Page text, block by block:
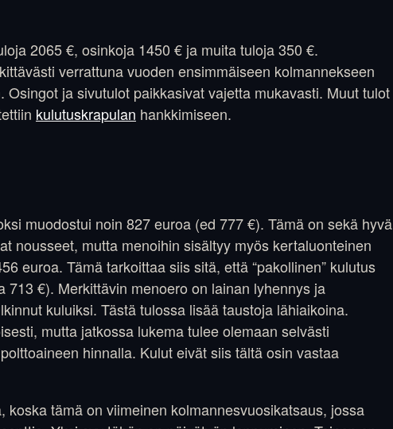
2065 €, osinkoja 1450 € ja muita tuloja 350 €.
verrattuna vuoden ensimmäiseen kolmannekseen
ja sivutulot paikkasivat vajetta mukavasti. Muut tulot
kulutuskrapulan hankkimiseen.
muodostui noin 827 euroa (ed 777 €). Tämä on sekä hyvä
nousseet, mutta menoihin sisältyy myös kertaluonteinen
euroa. Tämä tarkoittaa siis sitä, että “pakollinen” kulutus
713 €). Merkittävin menoero on lainan lyhennys ja
kuluiksi. Tästä tulossa lisää taustoja lähiaikoina.
mutta jatkossa lukema tulee olemaan selvästi
hinnalla. Kulut eivät siis tältä osin vastaa
koska tämä on viimeinen kolmannesvuosikatsaus, jossa